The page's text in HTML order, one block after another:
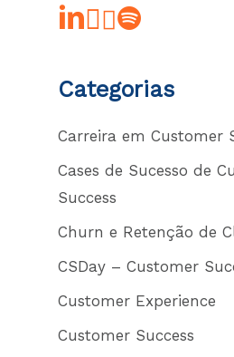
linkedinyoutube
instagram
spotify
Categorias
Carreira em Customer
Cases de Sucesso de
Success
Churn e Retenção de
CSDay – Customer
Customer Experience
Customer Success